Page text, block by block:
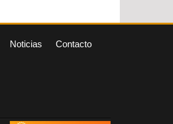
Noticias Contacto